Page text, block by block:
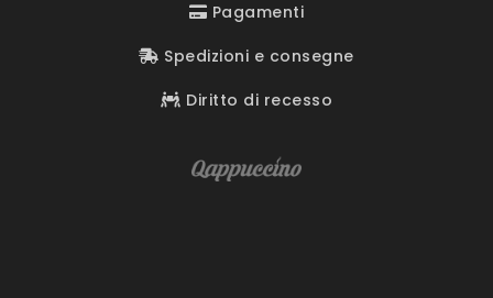
Pagamenti
Spedizioni e consegne
Diritto di recesso